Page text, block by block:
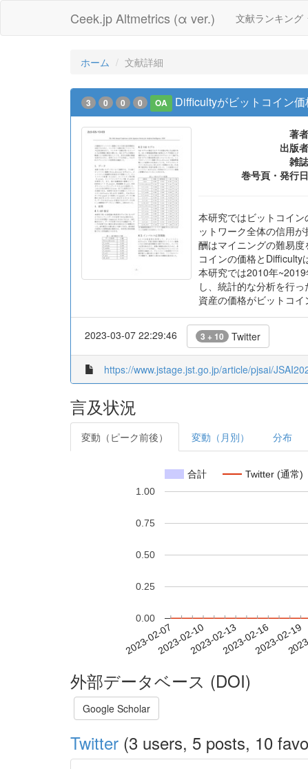
Ceek.jp Altmetrics (α ver.) 文献ランキング
ホーム 文献詳細
3 0 0 0 OA Difficultyがビットコイン
著者
出版者
雑誌
巻号頁・発行日
本研究ではビットコイ
ットワーク全体の信用
酬はマイニングの難易
コインの価格とDifficulty
本研究では2010年
し、統計的な分析を行
資産の価格がビットコイ
2023-03-07 22:29:46 3 + 10 Twitter
https://www.jstage.jst.go.jp/article/pjsai/
言及状況
変動（ピーク前後） 変動（月別） 分布
合計 Twitter (通常)
2023-02-072023-02-102023-02-132023-02-162023-02-19
0.00
0.25
0.50
0.75
1.00
外部データベース (DOI)
Google Scholar
Twitter (3 users, 5 posts, 10